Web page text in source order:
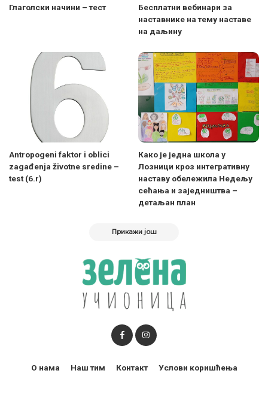
Глаголски начини – тест
Бесплатни вебинари за
наставнике на тему наставе
на даљину
Antropogeni faktor i oblici
zagađenja životne sredine –
test (6.r)
Како је једна школа у
Лозници кроз интегративну
наставу обележила Недељу
сећања и заједништва –
детаљан план
Прикажи још
О нама Наш тим Контакт Услови коришћења